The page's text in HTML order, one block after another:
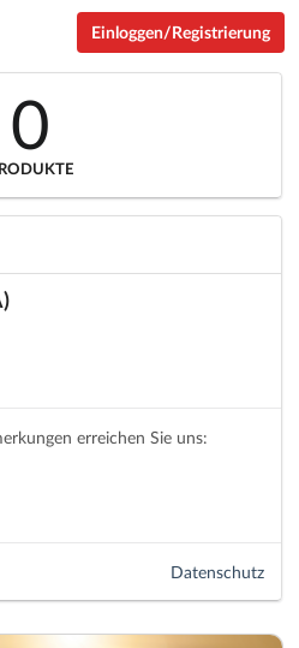
Einloggen/Registrierung
0
erreichen Sie uns:
Datenschutz